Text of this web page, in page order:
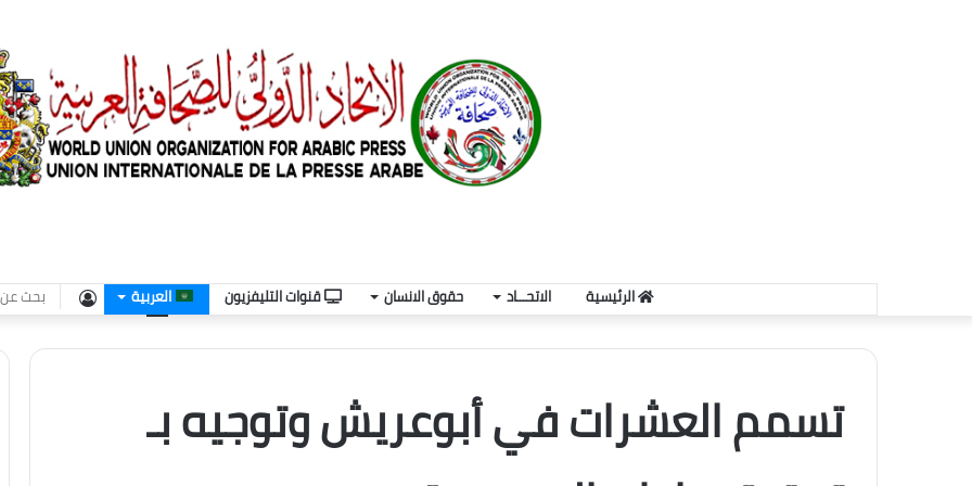
الرئيسية الاتحـــاد حقوق الانسان قنوات التليفزيون العربية
تسجيل
تسمم العشرات في أبوعريش وتوجيه بـ